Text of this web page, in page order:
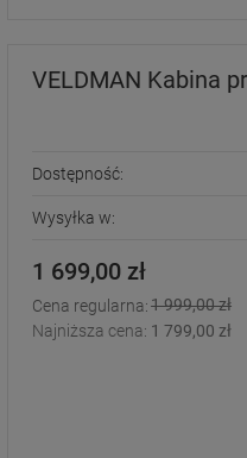
VELDMAN Kabina
Dostępność:
Wysyłka w:
1 699,00 zł
Cena regularna:1 999,00 zł
Najniższa cena: 1 799,00 zł